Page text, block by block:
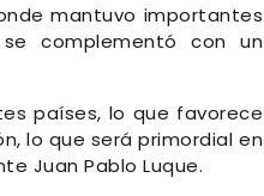
mantuvo importantes
complementó con un
países, lo que favorece
lo que será primordial en
Juan Pablo Luque.